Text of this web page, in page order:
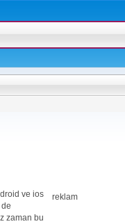
ve ios
zaman bu
reklam